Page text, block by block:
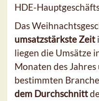
HDE-
Das
umsatzstärkste Zeit
liegen die Umsätze
Monaten des
bestimmten
dem Durchschnitt